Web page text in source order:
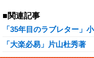
■関連記事
「35年目のラブレター」
「大楽必易」片山杜秀著